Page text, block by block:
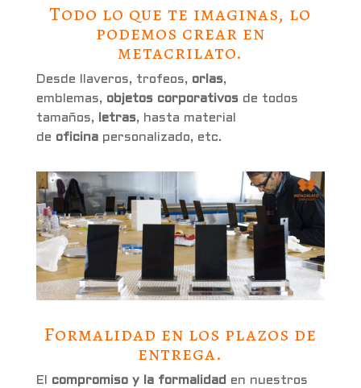
Todo lo que te imaginas, lo
podemos crear en
metacrilato.
Desde llaveros, trofeos, orlas,
emblemas, objetos corporativosde todos
tamaños,
letras, hasta material
de oficinapersonalizado, etc.
Formalidad en los plazos de
entrega.
El compromiso y la formalidad en nuestros